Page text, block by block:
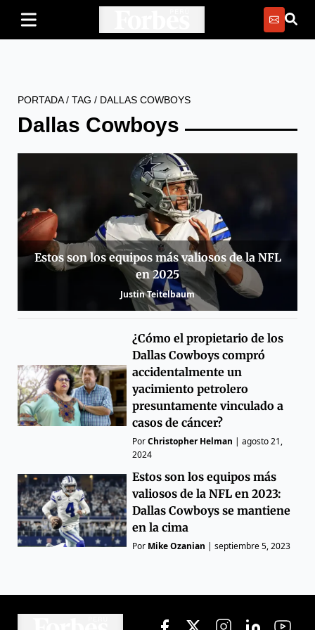
PORTADA/ TAG / DALLAS COWBOYS
Dallas Cowboys
Estos son los equipos más valiosos de la NFL
en 2025
Justin Teitelbaum
¿Cómo el propietario de los
Dallas Cowboys compró
accidentalmente un
yacimiento petrolero
presuntamente vinculado a
casos de cáncer?
PorChristopher Helman |agosto 21,
2024
Estos son los equipos más
valiosos de la NFL en 2023:
Dallas Cowboys se mantiene
en la cima
Por Mike Ozanian |septiembre 5, 2023